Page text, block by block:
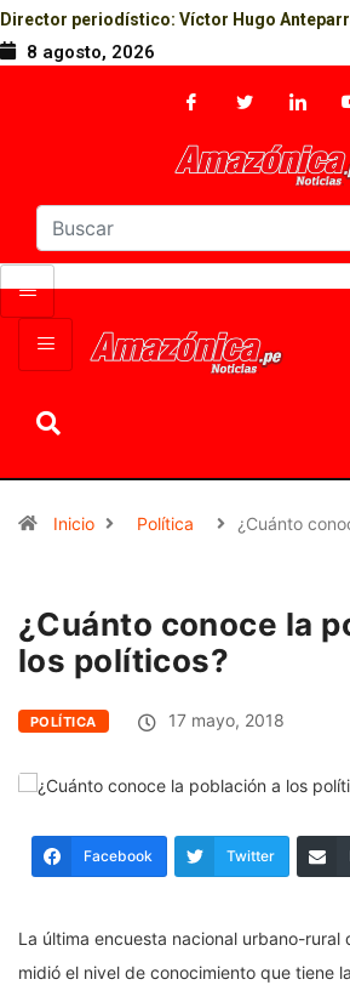
Director periodístico: Víctor Hugo
8 agosto, 2026
Inicio Política ¿Cuánto
¿Cuánto conoce la
los políticos?
POLÍTICA 17 mayo, 2018
Facebook Twitter
La última encuesta nacional urbano-rural
midió el nivel de conocimiento que tiene